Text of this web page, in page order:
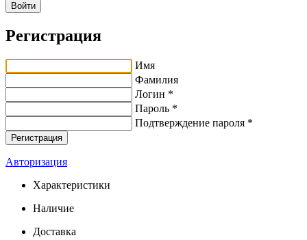
Войти
Регистрация
Имя
Фамилия
Логин *
Пароль *
Подтверждение пароля *
Авторизация
Характеристики
Наличие
Доставка